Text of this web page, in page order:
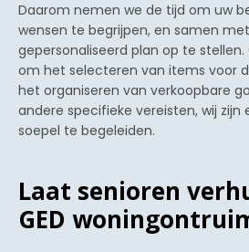
Daarom nemen we de tijd om uw
wensen te begrijpen, en samen
gepersonaliseerd plan op te
om het selecteren van items voor
het organiseren van verkoopbare
andere specifieke vereisten, wij zijn
soepel te begeleiden.
Laat senioren
GED